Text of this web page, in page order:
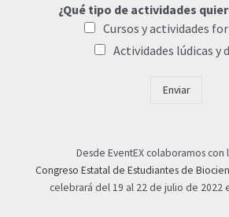
¿Qué tipo de actividades
Cursos y actividades
Actividades lúdicas y
Enviar
Desde EventEX colaboramos
Congreso Estatal de Estudiantes de
celebrará del 19 al 22 de julio de 2022